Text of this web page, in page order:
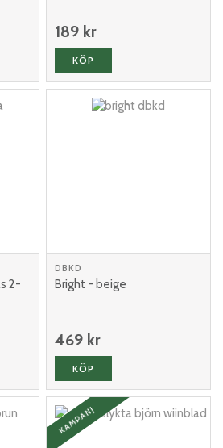
189 kr
KÖP
2-
DBKD
Bright - beige
469 kr
KÖP
KAMPANJ